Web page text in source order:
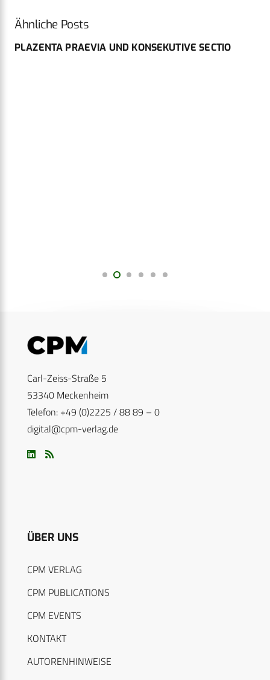
Ähnliche Posts
PLAZENTA PRAEVIA UND KONSEKUTIVE SECTIO
Carl-Zeiss-Straße 5
53340 Meckenheim
Telefon: +49 (0)2225 / 88 89 – 0
digital@cpm-verlag.de
ÜBER UNS
CPM VERLAG
CPM PUBLICATIONS
CPM EVENTS
KONTAKT
AUTORENHINWEISE